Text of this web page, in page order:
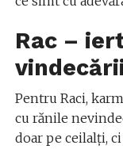
Rac –
Pentru Raci,
cu rănile
doar pe ceilalți,